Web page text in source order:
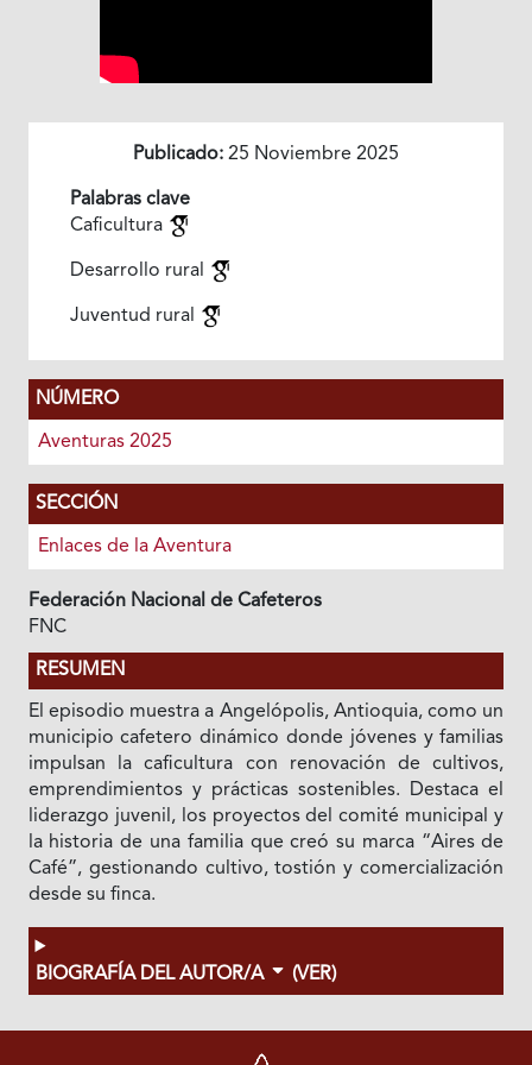
Publicado: 25 Noviembre 2025
Palabras clave
Caficultura
Desarrollo rural
Juventud rural
NÚMERO
Aventuras 2025
SECCIÓN
Enlaces de la Aventura
Federación Nacional de Cafeteros
FNC
RESUMEN
El episodio muestra a Angelópolis, Antioquia, como un
municipio cafetero dinámico donde jóvenes y familias
impulsan la caficultura con renovación de cultivos,
emprendimientos y prácticas sostenibles. Destaca el
liderazgo juvenil, los proyectos del comité municipal y
la historia de una familia que creó su marca “Aires de
Café”, gestionando cultivo, tostión y comercialización
desde su finca.
BIOGRAFÍA DEL AUTOR/A (VER)